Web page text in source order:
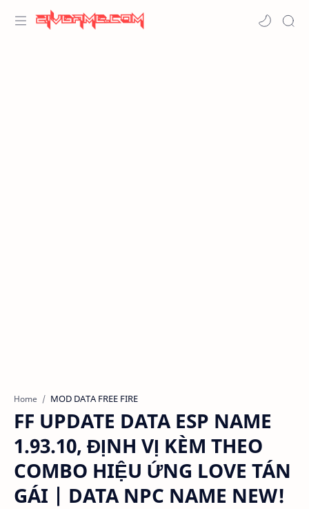
Home MOD DATA FREE FIRE
FF UPDATE DATA ESP NAME
1.93.10, ĐỊNH VỊ KÈM THEO
COMBO HIỆU ỨNG LOVE TÁN
GÁI | DATA NPC NAME NEW!